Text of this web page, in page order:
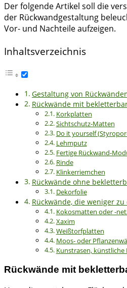
Der folgende Artikel soll die
der Rückwandgestaltung
Vor- und Nachteile aufzeigen.
Inhaltsverzeichnis
Gestaltung von
Rückwände mit
Korkplatten
Sichtschutz-Matten
Do it yourself
Lehmputz
Fertige Rückwand-
Rinde
Klinkerriemchen
Rückwände ohne
Dekorfolie
Rückwände, die weniger
Kokosmatten oder -
Xaxim
Weißtorfplatten
Moos- oder
Kunstrasen, künstliche
Rückwände mit